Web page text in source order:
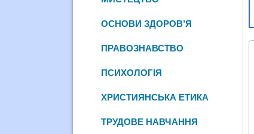
ОСНОВИ ЗДОРОВ’Я
ПРАВОЗНАВСТВО
ПСИХОЛОГІЯ
ХРИСТИЯНСЬКА ЕТИКА
ТРУДОВЕ НАВЧАННЯ